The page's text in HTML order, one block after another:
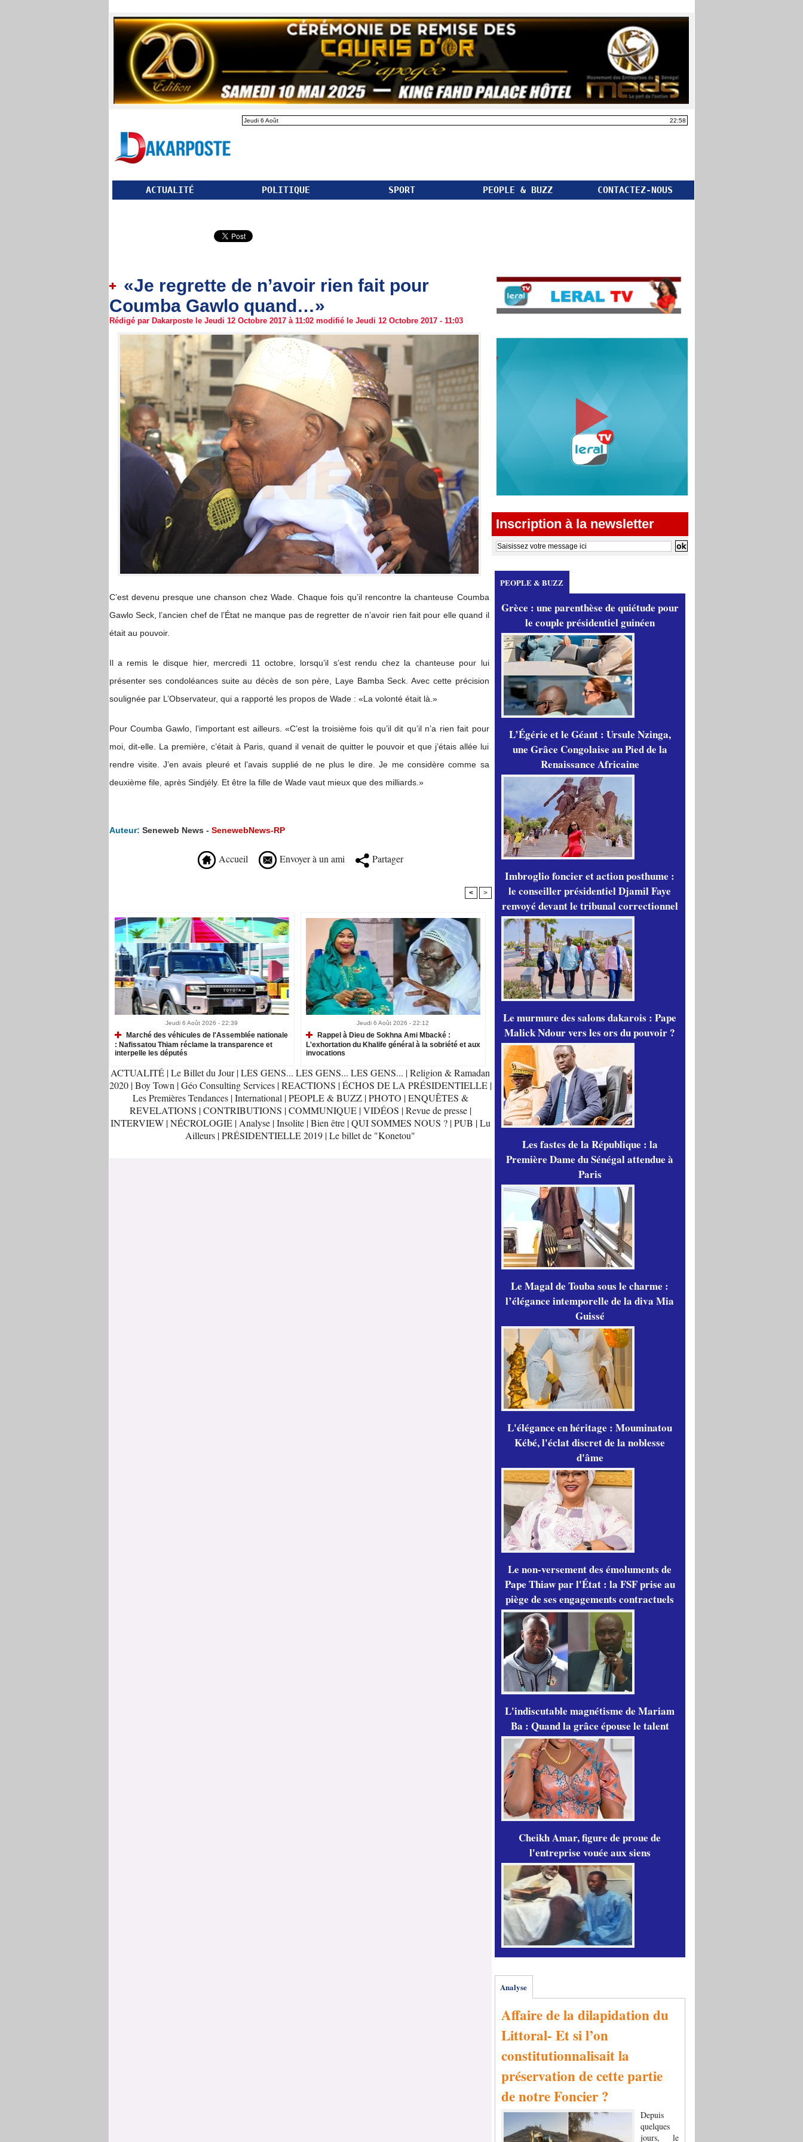
Jeudi 6 Août 22:58
ACTUALITÉ POLITIQUE SPORT PEOPLE & BUZZ CONTACTEZ-NOUS
«Je regrette de n’avoir rien fait pour
Coumba Gawlo quand…»
Rédigé par Dakarposte le Jeudi 12 Octobre 2017 à 11:02 modifié le Jeudi 12 Octobre 2017 - 11:03
C’est devenu presque une chanson chez Wade. Chaque fois qu’il rencontre la chanteuse Coumba
Gawlo Seck, l’ancien chef de l’État ne manque pas de regretter de n’avoir rien fait pour elle quand il
était au pouvoir.
Il a remis le disque hier, mercredi 11 octobre, lorsqu’il s’est rendu chez la chanteuse pour lui
présenter ses condoléances suite au décès de son père, Laye Bamba Seck. Avec cette précision
soulignée par L’Observateur, qui a rapporté les propos de Wade : «La volonté était là.»
Pour Coumba Gawlo, l’important est ailleurs. «C’est la troisième fois qu’il dit qu’il n’a rien fait pour
moi, dit-elle. La première, c’était à Paris, quand il venait de quitter le pouvoir et que j’étais allée lui
rendre visite. J’en avais pleuré et l’avais supplié de ne plus le dire. Je me considère comme sa
deuxième file, après Sindjély. Et être la fille de Wade vaut mieux que des milliards.»
Auteur: Seneweb News - SenewebNews-RP
Accueil Envoyer à un ami Partager
< >
Jeudi 6 Août 2026 - 22:39
Marché des véhicules de l'Assemblée nationale
: Nafissatou Thiam réclame la transparence et
interpelle les députés
Jeudi 6 Août 2026 - 22:12
Rappel à Dieu de Sokhna Ami Mbacké :
L'exhortation du Khalife général à la sobriété et aux
invocations
ACTUALITÉ |Le Billet du Jour |LES GENS... LES GENS... LES GENS... |Religion & Ramadan
2020 |Boy Town |Géo Consulting Services |REACTIONS |ÉCHOS DE LA PRÉSIDENTIELLE |
Les Premières Tendances |International |PEOPLE & BUZZ |PHOTO |ENQUÊTES &
REVELATIONS |CONTRIBUTIONS |COMMUNIQUE |VIDÉOS |Revue de presse |
INTERVIEW |NÉCROLOGIE |Analyse |Insolite |Bien être |QUI SOMMES NOUS ? |PUB |Lu
Ailleurs |PRÉSIDENTIELLE 2019 |Le billet de "Konetou"
Inscription à la newsletter
PEOPLE & BUZZ
Grèce : une parenthèse de quiétude pour
le couple présidentiel guinéen
L’Égérie et le Géant : Ursule Nzinga,
une Grâce Congolaise au Pied de la
Renaissance Africaine
Imbroglio foncier et action posthume :
le conseiller présidentiel Djamil Faye
renvoyé devant le tribunal correctionnel
Le murmure des salons dakarois : Pape
Malick Ndour vers les ors du pouvoir ?
Les fastes de la République : la
Première Dame du Sénégal attendue à
Paris
Le Magal de Touba sous le charme :
l’élégance intemporelle de la diva Mia
Guissé
L'élégance en héritage : Mouminatou
Kébé, l'éclat discret de la noblesse
d'âme
Le non-versement des émoluments de
Pape Thiaw par l'État : la FSF prise au
piège de ses engagements contractuels
L'indiscutable magnétisme de Mariam
Ba : Quand la grâce épouse le talent
Cheikh Amar, figure de proue de
l'entreprise vouée aux siens
Analyse
Affaire de la dilapidation du
Littoral- Et si l’on
constitutionnalisait la
préservation de cette partie
de notre Foncier ?
Depuis
quelques
jours, le